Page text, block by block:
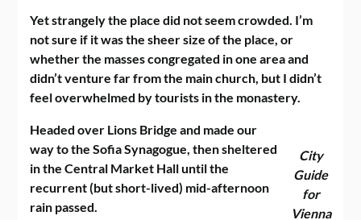
Yet strangely the place did not seem crowded. I’m
not sure if it was the sheer size of the place, or
whether the masses congregated in one area and
didn’t venture far from the main church, but I didn’t
feel overwhelmed by tourists in the monastery.
City
Guide
for
Vienna
Headed over Lions Bridge and made our
way to the Sofia Synagogue, then sheltered
in the Central Market Hall until the
recurrent (but short-lived) mid-afternoon
rain passed.